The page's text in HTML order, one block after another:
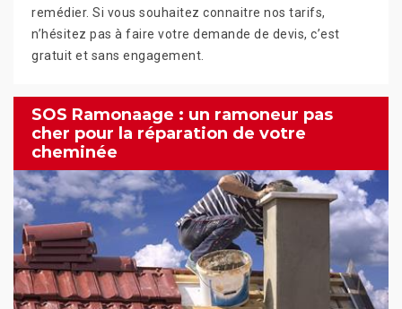
remédier. Si vous souhaitez connaitre nos tarifs,
n’hésitez pas à faire votre demande de devis, c’est
gratuit et sans engagement.
SOS Ramonaage : un ramoneur pas
cher pour la réparation de votre
cheminée